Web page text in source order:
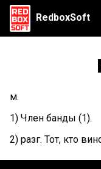
RedboxSoft
м.
1) Член банды (1).
2) разг. Тот, кто